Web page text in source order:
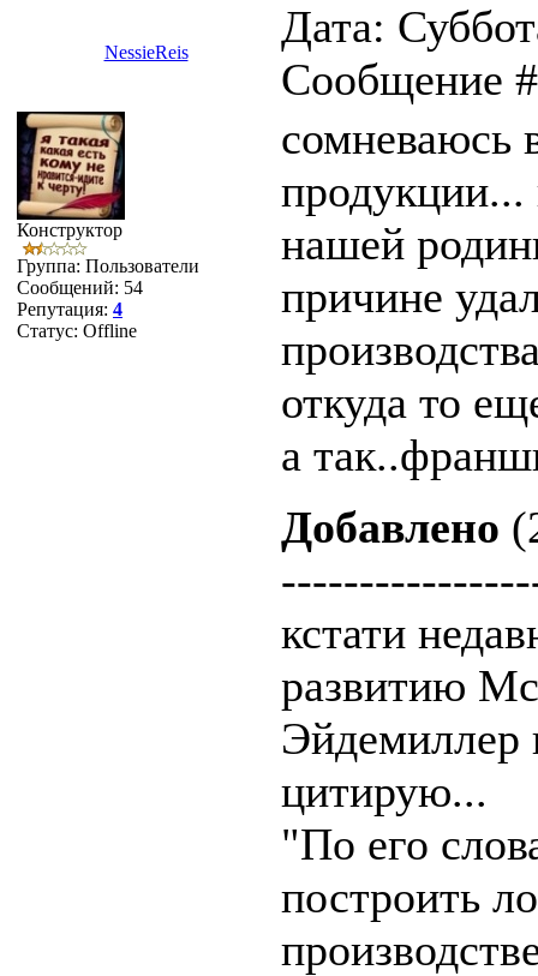
NessieReis
Дата:
Сообщение
Конструктор
Группа: Пользователи
Сообщений: 54
Репутация: 4
Статус: Offline
сомневаюсь
продукции...
нашей
причине
откуда то
а
Добавлено
кстати
развитию
Эйдемиллер
цитирую...
"По его
построить